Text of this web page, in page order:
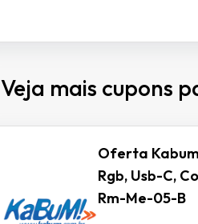
Veja mais cupons
Oferta
Rgb, Usb-C,
Rm-Me-05-B